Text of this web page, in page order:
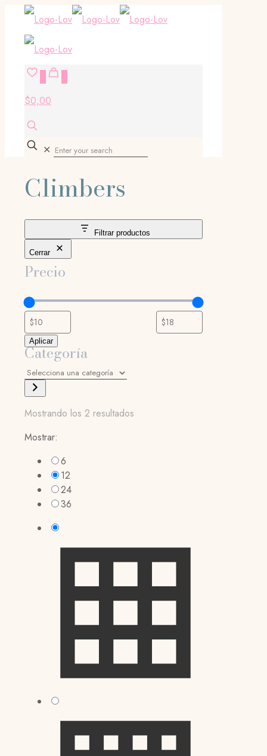
$0,00
✕
Climbers
Filtrar productos
Cerrar
Precio
Aplicar
Categoría
Selecciona
una
categoría
Mostrando los 2 resultados
Mostrar:
6
12
24
36